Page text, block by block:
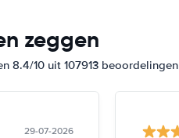
zeggen
8.4/10 uit 107913 beoordelingen
29-07-2026